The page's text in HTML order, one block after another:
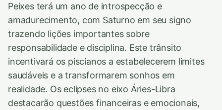
Peixes terá um ano de introspecção e
amadurecimento, com Saturno em seu signo
trazendo lições importantes sobre
responsabilidade e disciplina. Este trânsito
incentivará os piscianos a estabelecerem limites
saudáveis e a transformarem sonhos em
realidade. Os eclipses no eixo Áries-Libra
destacarão questões financeiras e emocionais,